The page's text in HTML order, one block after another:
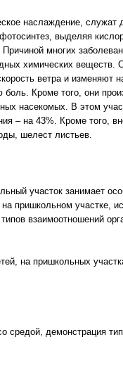
наслаждение,
выделяя
многих
химических веществ.
ветра и изменяют
Кроме того, они
насекомых. В этом
– на 43%. Кроме того,
шелест листьев.
участок занимает
пришкольном участке,
взаимоотношений
на пришкольных
средой, демонстрация